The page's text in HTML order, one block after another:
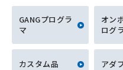
GANGプログラ
マ
オン
ログ
カスタム品 アダ